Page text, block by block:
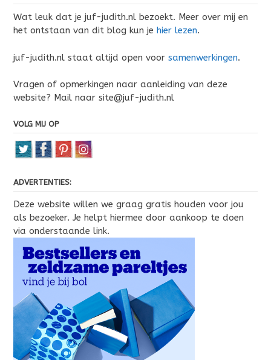
Wat leuk dat je juf-judith.nl bezoekt. Meer over mij en
het ontstaan van dit blog kun je hier lezen.
juf-judith.nl staat altijd open voor samenwerkingen.
Vragen of opmerkingen naar aanleiding van deze
website? Mail naar site@juf-judith.nl
VOLG MIJ OP
ADVERTENTIES:
Deze website willen we graag gratis houden voor jou
als bezoeker. Je helpt hiermee door aankoop te doen
via onderstaande link.